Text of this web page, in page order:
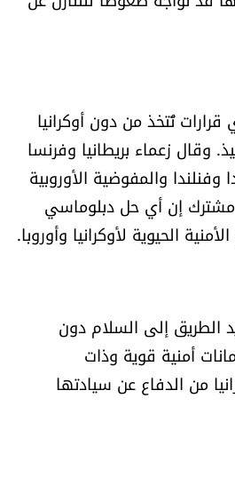
تُتخذ من دون أوكرانيا
وقال زعماء بريطانيا وفرنسا
وفنلندا والمفوضية الأوروبية
إن أي حل دبلوماسي
الحيوية لأوكرانيا وأوروبا.
الطريق إلى السلام دون
أمنية قوية وذات
من الدفاع عن سيادتها